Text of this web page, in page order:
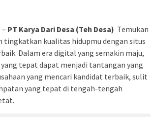
– PT Karya Dari Desa (Teh Desa) Temukan
tingkatkan kualitas hidupmu dengan situs
Dalam era digital yang semakin maju,
tepat dapat menjadi tantangan yang
yang mencari kandidat terbaik, sulit
yang tepat di tengah-tengah